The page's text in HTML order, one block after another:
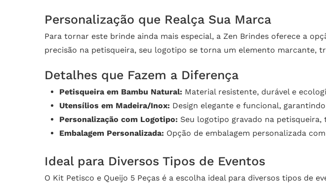
Personalização que Realça Sua Marca
Para tornar este brinde ainda mais especial, a Zen Brindes oferece a
precisão na petisqueira, seu logotipo se torna um elemento marcante,
Detalhes que Fazem a Diferença
Petisqueira em Bambu Natural: Material resistente, durável e
Utensílios em Madeira/Inox: Design elegante e funcional,
Personalização com Logotipo: Seu logotipo gravado na
Embalagem Personalizada: Opção de embalagem personalizada
Ideal para Diversos Tipos de Eventos
O Kit Petisco e Queijo 5 Peças é a escolha ideal para diversos tipos de